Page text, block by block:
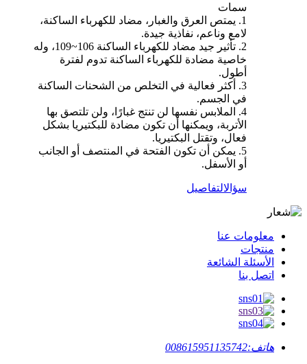
سمات
1. يمتص العرق والغبار، مضاد للكهرباء الساكنة،
لامع وناعم، نفاذية جيدة.
2. تأثير جيد مضاد للكهرباء الساكنة 106~109، وله
خاصية مضادة للكهرباء الساكنة تدوم لفترة
أطول.
3. أكثر فعالية في التخلص من الشحنات الساكنة
في الجسم.
4. الملابس نفسها لن تنتج غبارًا، ولن تلتصق بها
الأتربة، ويمكنها أن تكون مضادة للبكتيريا بشكل
فعال، وتقتل البكتيريا.
5. يمكن أن تكون الفتحة في المنتصف أو الجانب
أو الأسفل.
سؤالالتفاصيل
معلومات عنا
منتجات
الأسئلة الشائعة
اتصل بنا
هاتف:008615951135742